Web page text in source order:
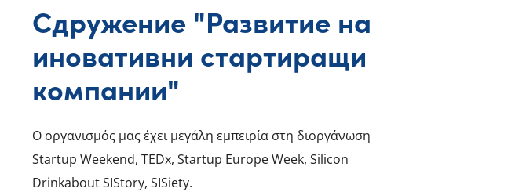
Сдружение "Развитие на
иновативни стартиращи
компании"
Ο οργανισμός μας έχει μεγάλη εμπειρία στη διοργάνωση
Startup Weekend, TEDx, Startup Europe Week, Silicon
Drinkabout SIStory, SISiety.